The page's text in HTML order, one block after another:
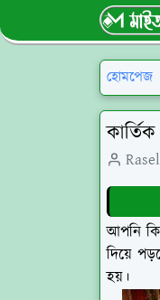
হোমপেজ
আপনি
দিয়ে
হয়।